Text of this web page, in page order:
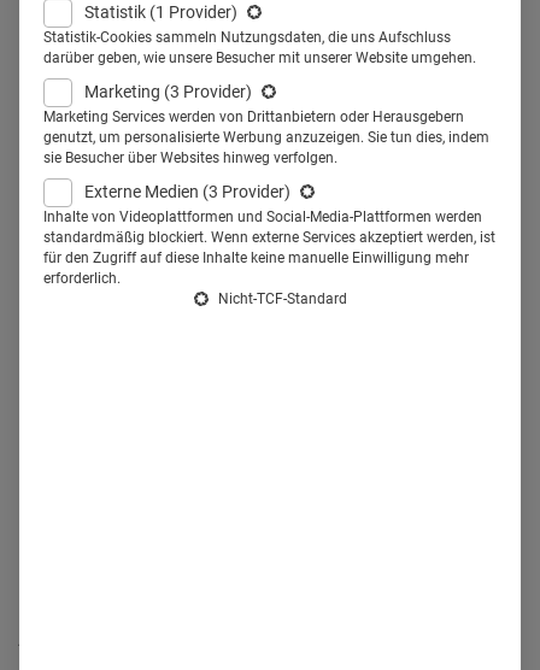
Zweimal im Jahr, jeweils im Frühjahr und Herbst, befragt
die Gesellschaft für Gesundheitsmarktanalyse im Auftrag
derStiftung Gesundheitniedergelassene Ärzte, Zahnärzte
und Psychologische Psychotherapeuten. Diese
repräsentative Erhebung gibt Auskunft darüber, wie die
Mediziner über ihre wirtschaftliche Zukunft denken.
Verhaltene Zufriedenheit bei
Statistik (1 Provider)
Statistik-Cookies sammeln Nutzungsdaten, die uns Aufschluss
darüber geben, wie unsere Besucher mit unserer Website umgehen.
Marketing (3 Provider)
Marketing Services werden von Drittanbietern oder Herausgebern
genutzt, um personalisierte Werbung anzuzeigen. Sie tun dies, indem
sie Besucher über Websites hinweg verfolgen.
Externe Medien (3 Provider)
Inhalte von Videoplattformen und Social-Media-Plattformen werden
standardmäßig blockiert. Wenn externe Services akzeptiert werden, ist
für den Zugriff auf diese Inhalte keine manuelle Einwilligung mehr
erforderlich.
Nicht-TCF-Standard